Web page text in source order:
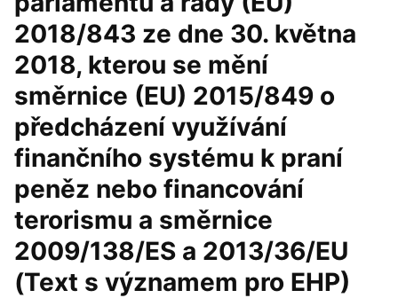
2018/843 ze dne 30. května
2018, kterou se mění
směrnice (EU) 2015/849 o
předcházení využívání
finančního systému k praní
peněz nebo financování
terorismu a směrnice
2009/138/ES a 2013/36/EU
(Text s významem pro EHP)